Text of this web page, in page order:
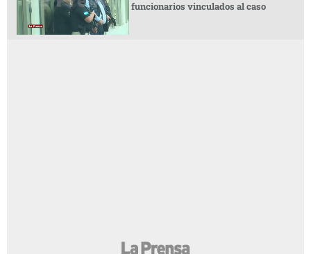
funcionarios vinculados al caso